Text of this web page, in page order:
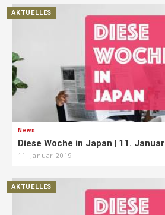
AKTUELLES
News
Diese Woche in Japan | 11.
11. Januar 2019
AKTUELLES